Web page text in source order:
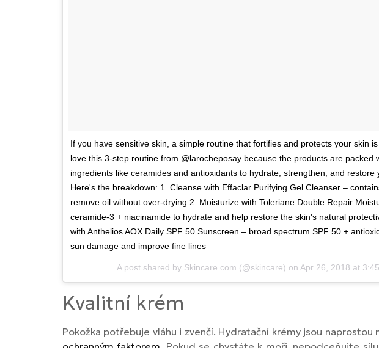
If you have sensitive skin, a simple routine that fortifies and protects your skin
love this 3-step routine from @larocheposay because the products are packed
ingredients like ceramides and antioxidants to hydrate, strengthen, and restore
Here's the breakdown: 1. Cleanse with Effaclar Purifying Gel Cleanser –
remove oil without over-drying 2. Moisturize with Toleriane Double Repair
ceramide-3 + niacinamide to hydrate and help restore the skin's natural
with Anthelios AOX Daily SPF 50 Sunscreen – broad spectrum SPF 50 +
sun damage and improve fine lines
A post shared by Skincare.com (@skincare) on Apr 26, 2018 at
Kvalitní krém
Pokožka potřebuje vláhu i zvenčí. Hydratační krémy jsou